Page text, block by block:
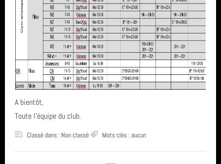
avril 2026 (1)
septembre 2025 (1)
août 2025 (1)
année 2025 (3)
année 2022 (6)
Fil des commentaires
A bientôt,
Toute l'équipe du club.
Classé dans : Non classé Mots clés : aucun